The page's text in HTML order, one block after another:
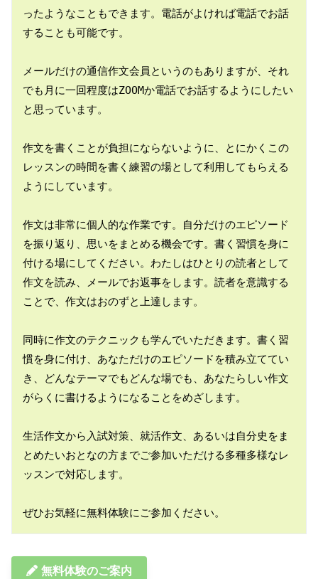
ったようなこともできます。電話がよければ電話でお話
することも可能です。
メールだけの通信作文会員というのもありますが、それ
でも月に一回程度はZOOMか電話でお話するようにしたい
と思っています。
作文を書くことが負担にならないように、とにかくこの
レッスンの時間を書く練習の場として利用してもらえる
ようにしています。
作文は非常に個人的な作業です。自分だけのエピソード
を振り返り、思いをまとめる機会です。書く習慣を身に
付ける場にしてください。わたしはひとりの読者として
作文を読み、メールでお返事をします。読者を意識する
ことで、作文はおのずと上達します。
同時に作文のテクニックも学んでいただきます。書く習
慣を身に付け、あなただけのエピソードを積み立ててい
き、どんなテーマでもどんな場でも、あなたらしい作文
がらくに書けるようになることをめざします。
生活作文から入試対策、就活作文、あるいは自分史をま
とめたいおとなの方までご参加いただける多種多様なレ
ッスンで対応します。
無料体験のご案内